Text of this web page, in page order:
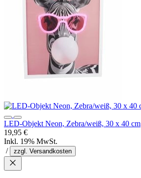
LED-Objekt Neon, Zebra/weiß, 30 x 40 cm
19,95 €
Inkl. 19% MwSt.
/
zzgl. Versandkosten